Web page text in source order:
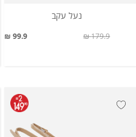
נעל עקב
99.9 ₪ 179.9 ₪